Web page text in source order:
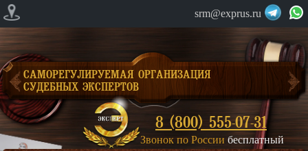
srm@exprus.ru
САМОРЕГУЛИРУЕМАЯ ОРГАНИЗАЦИЯ
СУДЕБНЫХ ЭКСПЕРТОВ
8 (800) 555-07-31
Звонок по России бесплатный